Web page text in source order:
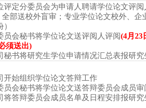
评定分委员会为申请人聘请学位论文评阅
全部送校外盲审；专业学位论文校外、企
员会秘书将学位论文送评阅人评阅(4月23
须送出)
秘书将研究生学位申请情况汇总表报研究
开始组织学位论文答辩工作
员会秘书将学位论文送答辩委员会成员审
将答辩委员会成员名单及日程安排报研究